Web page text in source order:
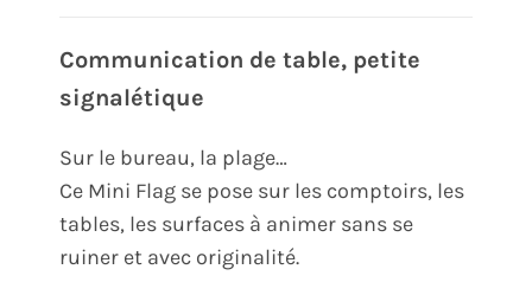
Communication de table, petite
signalétique
Sur le bureau, la plage…
Ce Mini Flag se pose sur les comptoirs, les
tables, les surfaces à animer sans se
ruiner et avec originalité.